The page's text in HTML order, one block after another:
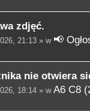
zdjęć.
21:13 » w 📢
nie otwiera
18:14 » wA6 C8